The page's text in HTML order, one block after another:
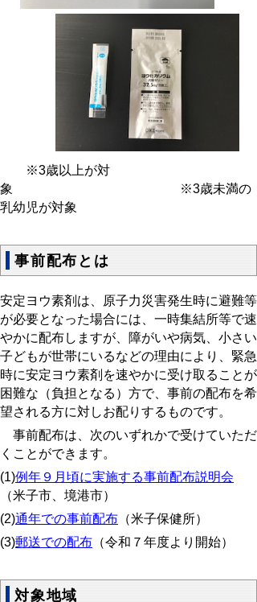
※3歳以上が対
象 ※3歳未満の
乳幼児が対象
事前配布とは
安定ヨウ素剤は、原子力災害発生時に避難等
が必要となった場合には、一時集結所等で速
やかに配布しますが、障がいや病気、小さい
子どもが世帯にいるなどの理由により、緊急
時に安定ヨウ素剤を速やかに受け取ることが
困難な（負担となる）方で、事前の配布を希
望される方に対しお配りするものです。
事前配布は、次のいずれかで受けていただ
くことができます。
(1)例年９月頃に実施する事前配布説明会
（米子市、境港市）
(2)通年での事前配布 （米子保健所）
(3)郵送での配布 （令和７年度より開始）
対象地域